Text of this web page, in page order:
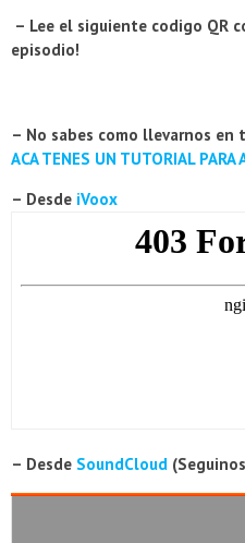
– Lee el siguiente codigo QR
episodio!
– No sabes como llevarnos en
ACA TENES UN TUTORIAL PARA
– Desde iVoox
– Desde SoundCloud